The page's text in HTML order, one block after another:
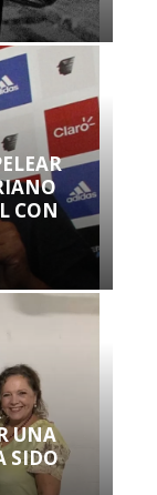
CON
UNA
SIDO